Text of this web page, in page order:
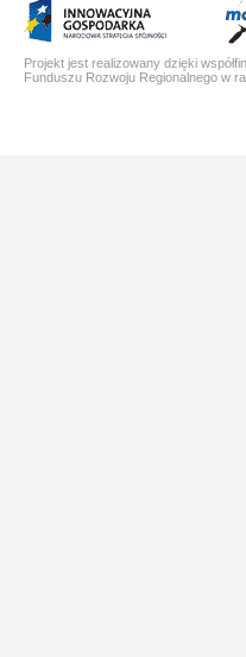
Projekt jest realizowany dzięki
Funduszu Rozwoju Regionalnego w